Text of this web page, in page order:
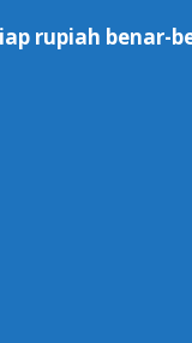
rupiah benar-